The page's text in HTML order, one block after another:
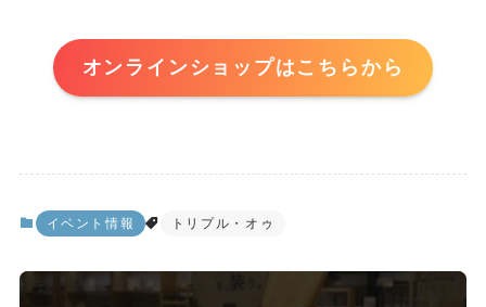
オンラインショップはこちらから
イベント情報 トリプル・オゥ